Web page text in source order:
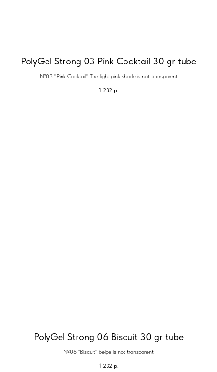
PolyGel Strong 03 Pink Cocktail 30 gr tube
№03 "Pink Cocktail" The light pink shade is not transparent
1 232 р.
PolyGel Strong 06 Biscuit 30 gr tube
№06 "Biscuit" beige is not transparent
1 232 р.